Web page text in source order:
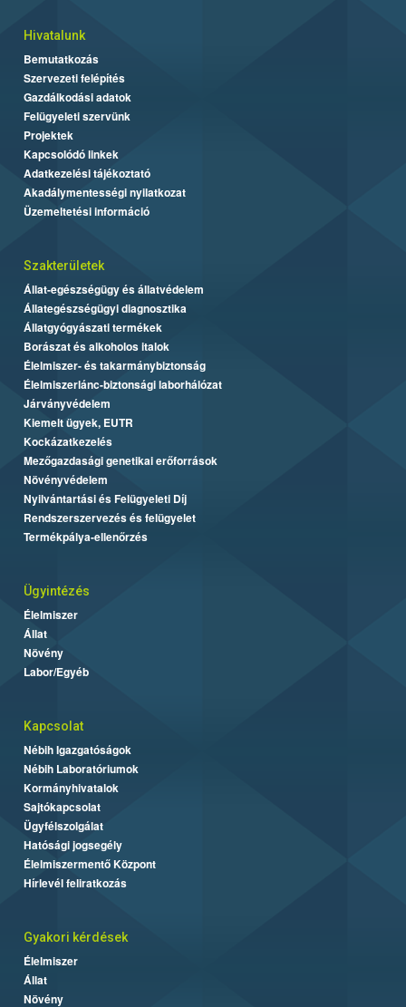
Hivatalunk
Bemutatkozás
Szervezeti felépítés
Gazdálkodási adatok
Felügyeleti szervünk
Projektek
Kapcsolódó linkek
Adatkezelési tájékoztató
Akadálymentességi nyilatkozat
Üzemeltetési információ
Szakterületek
Állat-egészségügy és állatvédelem
Állategészségügyi diagnosztika
Állatgyógyászati termékek
Borászat és alkoholos italok
Élelmiszer- és takarmánybiztonság
Élelmiszerlánc-biztonsági laborhálózat
Járványvédelem
Kiemelt ügyek, EUTR
Kockázatkezelés
Mezőgazdasági genetikai erőforrások
Növényvédelem
Nyilvántartási és Felügyeleti Díj
Rendszerszervezés és felügyelet
Termékpálya-ellenőrzés
Ügyintézés
Élelmiszer
Állat
Növény
Labor/Egyéb
Kapcsolat
Nébih Igazgatóságok
Nébih Laboratóriumok
Kormányhivatalok
Sajtókapcsolat
Ügyfélszolgálat
Hatósági jogsegély
Élelmiszermentő Központ
Hírlevél feliratkozás
Gyakori kérdések
Élelmiszer
Állat
Növény